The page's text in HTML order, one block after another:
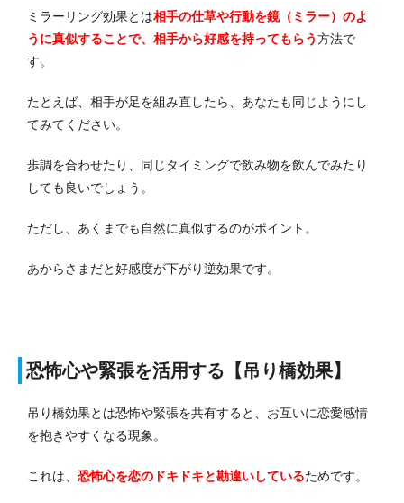
ミラーリング効果とは相手の仕草や行動を鏡（ミラー）のよ
うに真似することで、相手から好感を持ってもらう方法で
す。
たとえば、相手が足を組み直したら、あなたも同じようにし
てみてください。
歩調を合わせたり、同じタイミングで飲み物を飲んでみたり
しても良いでしょう。
ただし、あくまでも自然に真似するのがポイント。
あからさまだと好感度が下がり逆効果です。
恐怖心や緊張を活用する【吊り橋効果】
吊り橋効果とは恐怖や緊張を共有すると、お互いに恋愛感情
を抱きやすくなる現象。
これは、 恐怖心を恋のドキドキと勘違いしているためです。